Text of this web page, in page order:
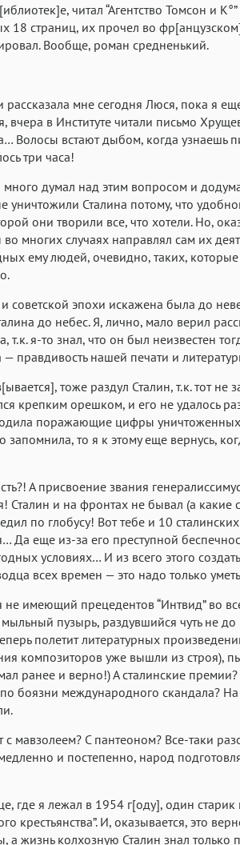
читал “Агентство Томсон и
18 страниц, их прочел во
Вообще, роман средненький.
мне сегодня Люся, пока я
вчера в Институте читали письмо
Волосы встают дыбом, когда узнаешь
три часа!
думал над этим вопросом и
уничтожили Сталина потому, что
они творили все, что хотели. Но,
многих случаях направлял сам их
ему людей, очевидно, таких,
советской эпохи искажена была до
до небес. Я, лично, мало верил
т.к. я-то знал, что он был неизвестен
правдивость нашей печати и
тоже раздул Сталин, т.к. тот не
крепким орешком, и его не удалось
поражающие цифры уничтоженных
запомнила, то я к этому еще вернусь,
А присвоение звания
Сталин и на фронтах не бывал (а какие
по глобусу! Вот тебе и 10
Да еще из-за его преступной
условиях… И из всего этого
всех времен — это надо только
не имеющий прецедентов “Интвид” во
пузырь, раздувшийся чуть не до
полетит литературных
композиторов уже вышли из строя),
ранее и верно!) А сталинские
боязни международного скандала?
с мавзолеем? С пантеоном? Все-таки
и постепенно, народ
где я лежал в 1954 г[оду], один старик
крестьянства”. И, оказывается, это
а жизнь колхозную Сталин знал только